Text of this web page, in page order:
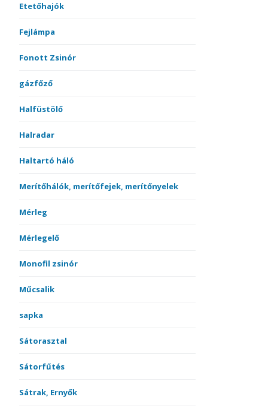
Etetőhajók
Fejlámpa
Fonott Zsinór
gázfőző
Halfüstölő
Halradar
Haltartó háló
Merítőhálók, merítőfejek, merítőnyelek
Mérleg
Mérlegelő
Monofil zsinór
Műcsalik
sapka
Sátorasztal
Sátorfűtés
Sátrak, Ernyők